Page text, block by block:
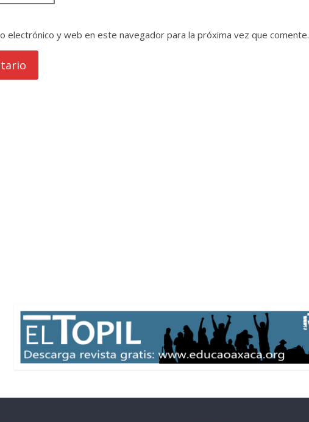
electrónico y web en este navegador para la próxima vez que comente.